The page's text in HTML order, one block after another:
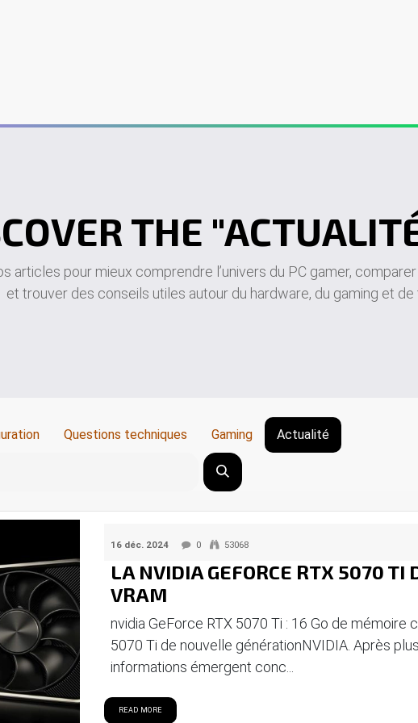
THE
articles pour mieux comprendre l’univers du PC gamer,
et trouver des conseils utiles autour du hardware, du gaming et de
Questions techniques Gaming Actualité
16 déc. 2024 0 53068
LA NVIDIA GEFORCE RTX 5070 TI
VRAM
nvidia GeForce RTX 5070 Ti : 16 Go de
5070 Ti de nouvelle générationNVIDIA. Après
informations émergent conc...
READ MORE